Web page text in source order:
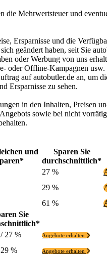
die Mehrwertsteuer und
Ersparnisse und die
geändert haben, seit Sie
oder Werbung von uns
oder Offline-Kampagnen usw.
auf autobutler.de an, um
Ersparnisse zu sehen.
in den Inhalten, Preisen
sowie bei nicht
und
Sparen Sie
durchschnittlich*
27 %
29 %
61 %
Sie
27 % Angebote erhalten
% Angebote erhalten